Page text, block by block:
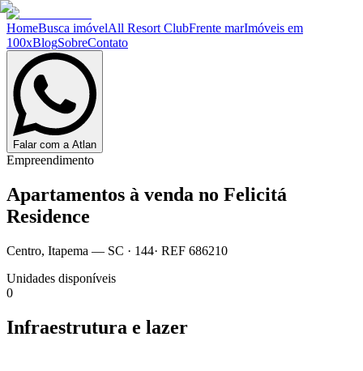
HomeBusca imóvelAll Resort ClubFrente marImóveis em
100xBlogSobreContato
Falar com a Atlan
Empreendimento
Apartamentos à venda no Felicitá
Residence
Centro, Itapema — SC · 144· REF 686210
Unidades disponíveis
0
Infraestrutura e lazer